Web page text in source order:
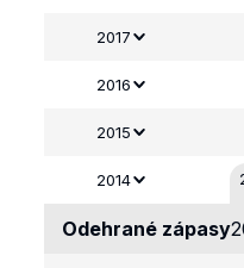
2017
2016
2015
2014
Odehrané zápasy